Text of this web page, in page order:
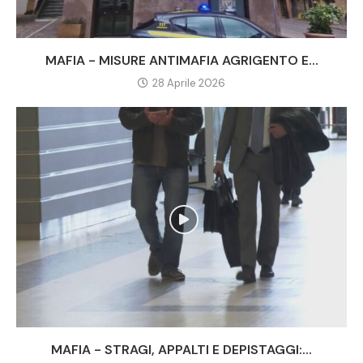
MAFIA - MISURE ANTIMAFIA AGRIGENTO E...
28 Aprile 2026
MAFIA - STRAGI, APPALTI E DEPISTAGGI:...